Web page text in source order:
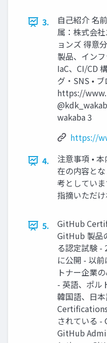
3.
自己紹介 名
属：株式会
ョンズ 得意
製品、イン
IaC、CI/CD
グ・SNS • ブ
https://
wakaba 3
https://
4.
注意事項 •
在の内容と
考としてい
指摘いただ
5.
GitHub
GitHub 製品
る認定試験 -
に公開 - 以
トナー企業
- 英語、ポル
韓国語、日
されている
GitHub